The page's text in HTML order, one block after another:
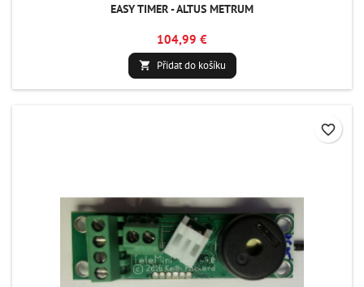
EASY TIMER - ALTUS METRUM
104,99 €
 Přidat do košíku
favorite_border